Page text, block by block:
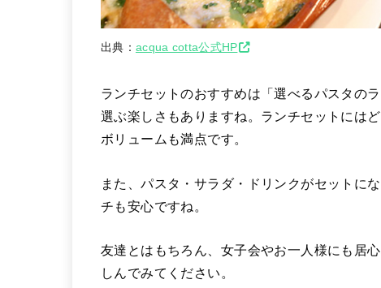
出典： acqua cotta公式HP
ランチセットのおすすめは「選べるパスタの
選ぶ楽しさもありますね。ランチセットには
ボリュームも満点です。
また、パスタ・サラダ・ドリンクがセットに
チも安心ですね。
友達とはもちろん、女子会やお一人様にも居
しんでみてください。